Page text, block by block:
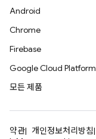
Android
Chrome
Firebase
Google Cloud Platform
모든 제품
약관 개인정보처리방침